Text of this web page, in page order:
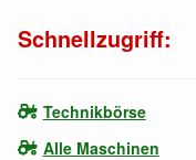
Schnellzugriff:
Technikbörse
Alle Maschinen